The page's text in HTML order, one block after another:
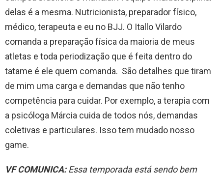
delas é a mesma. Nutricionista, preparador físico,
médico, terapeuta e eu no BJJ. O Itallo Vilardo
comanda a preparação física da maioria de meus
atletas e toda periodização que é feita dentro do
tatame é ele quem comanda. São detalhes que tiram
de mim uma carga e demandas que não tenho
competência para cuidar. Por exemplo, a terapia com
a psicóloga Márcia cuida de todos nós, demandas
coletivas e particulares. Isso tem mudado nosso
game.
VF COMUNICA:Essa temporada está sendo bem